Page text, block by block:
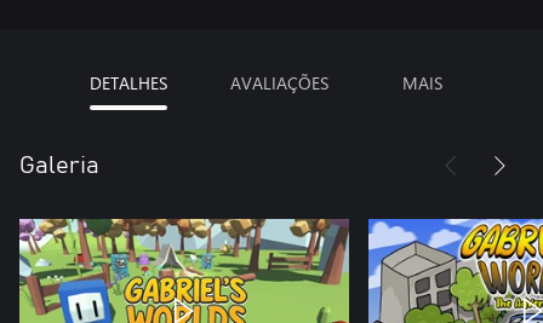
DETALHES AVALIAÇÕES MAIS
Galeria